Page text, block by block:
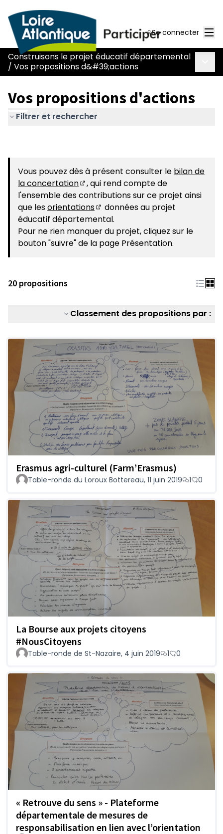
Se connecter
Construisons le projet éducatif départemental
/ Vos propositions d&#39;actions
Vos propositions d'actions
Filtrer et rechercher
Vous pouvez dès à présent consulter le bilan de
la concertation
(S'ouvre dans un nouvel onglet)
, qui rend compte de
l'ensemble des contributions sur ce projet ainsi
que lesorientations
(S'ouvre dans un nouvel onglet)
données au projet
éducatif départemental.
Pour ne rien manquer du projet, cliquez sur le
bouton "suivre" de la page Présentation.
20 propositions
Classement des propositions par :
Erasmus agri-culturel (Farm’Erasmus)
Table-ronde du Loroux Bottereau, 11 juin 2019 1 0
La Bourse aux projets citoyens
#NousCitoyens
Table-ronde de St-Nazaire, 4 juin 2019 1 0
« Retrouve du sens » - Plateforme
départementale de mesures de
responsabilisation en lien avec l’orientation